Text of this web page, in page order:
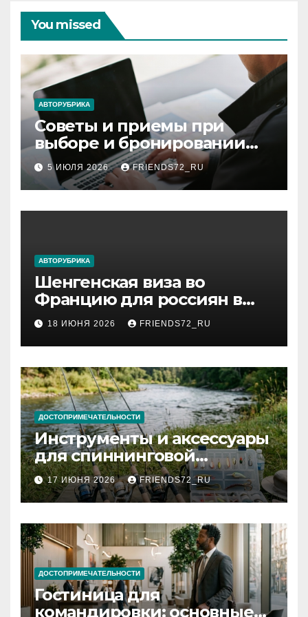
You missed
АВТОРУБРИКА
Советы и приемы при
выборе и бронировании
авиабилетов
5 ИЮЛЯ 2026 FRIENDS72_RU
АВТОРУБРИКА
Шенгенская виза во
Францию для россиян в
2026 году: сроки от 3 дней
и список необходимых
документов
18 ИЮНЯ 2026 FRIENDS72_RU
ДОСТОПРИМЕЧАТЕЛЬНОСТИ
Инструменты и аксессуары
для спиннинговой
рыбалки: назначение и
типы
17 ИЮНЯ 2026 FRIENDS72_RU
ДОСТОПРИМЕЧАТЕЛЬНОСТИ
Гостиница для
командировки: основные